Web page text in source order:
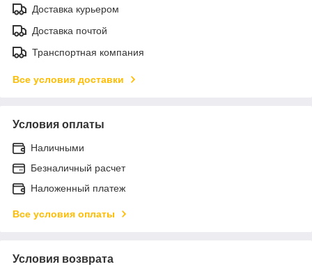
Доставка курьером
Доставка почтой
Транспортная компания
Все условия доставки
Условия оплаты
Наличными
Безналичный расчет
Наложенный платеж
Все условия оплаты
Условия возврата